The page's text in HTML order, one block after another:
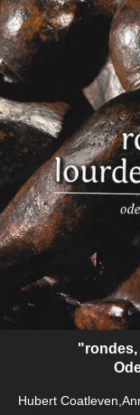
"rondes,
Hubert